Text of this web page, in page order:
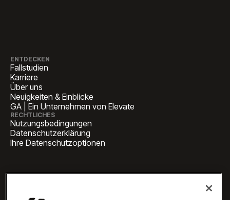
ENTDECKEN
Fallstudien
Karriere
Über uns
Neuigkeiten & Einblicke
GA | Ein Unternehmen von Elevate
RECHTLICHES
Nutzungsbedingungen
Datenschutzerklärung
Ihre Datenschutzoptionen
HAUPTSITZ